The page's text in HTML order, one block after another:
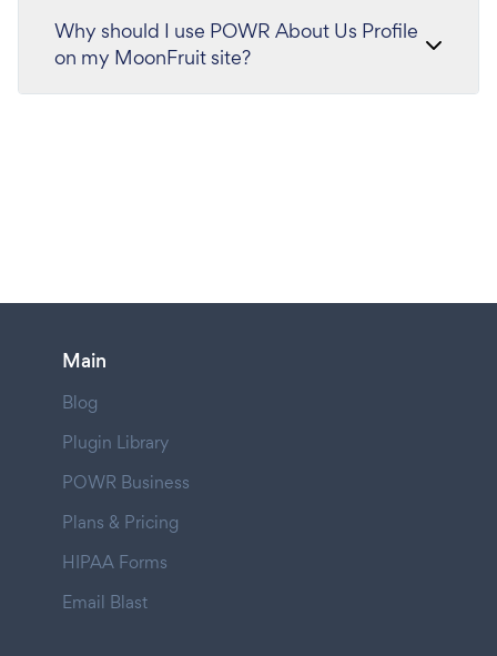
Why should I use POWR About Us Profile
on my MoonFruit site?
Main
Blog
Plugin Library
POWR Business
Plans & Pricing
HIPAA Forms
Email Blast